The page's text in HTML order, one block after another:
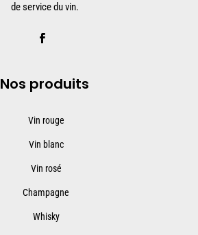
de service du vin.
Nos produits
Vin rouge
Vin blanc
Vin rosé
Champagne
Whisky